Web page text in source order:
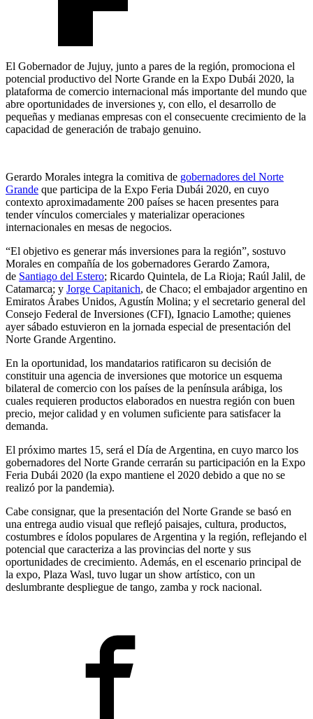
El Gobernador de Jujuy, junto a pares de la región, promociona el
potencial productivo del Norte Grande en la Expo Dubái 2020, la
plataforma de comercio internacional más importante del mundo que
abre oportunidades de inversiones y, con ello, el desarrollo de
pequeñas y medianas empresas con el consecuente crecimiento de la
capacidad de generación de trabajo genuino.
Gerardo Morales integra la comitiva de gobernadores del Norte
Grande que participa de la Expo Feria Dubái 2020, en cuyo
contexto aproximadamente 200 países se hacen presentes para
tender vínculos comerciales y materializar operaciones
internacionales en mesas de negocios.
“El objetivo es generar más inversiones para la región”, sostuvo
Morales en compañía de los gobernadores Gerardo Zamora,
de Santiago del Estero; Ricardo Quintela, de La Rioja; Raúl Jalil, de
Catamarca; y Jorge Capitanich, de Chaco; el embajador argentino en
Emiratos Árabes Unidos, Agustín Molina; y el secretario general del
Consejo Federal de Inversiones (CFI), Ignacio Lamothe; quienes
ayer sábado estuvieron en la jornada especial de presentación del
Norte Grande Argentino.
En la oportunidad, los mandatarios ratificaron su decisión de
constituir una agencia de inversiones que motorice un esquema
bilateral de comercio con los países de la península arábiga, los
cuales requieren productos elaborados en nuestra región con buen
precio, mejor calidad y en volumen suficiente para satisfacer la
demanda.
El próximo martes 15, será el Día de Argentina, en cuyo marco los
gobernadores del Norte Grande cerrarán su participación en la Expo
Feria Dubái 2020 (la expo mantiene el 2020 debido a que no se
realizó por la pandemia).
Cabe consignar, que la presentación del Norte Grande se basó en
una entrega audio visual que reflejó paisajes, cultura, productos,
costumbres e ídolos populares de Argentina y la región, reflejando el
potencial que caracteriza a las provincias del norte y sus
oportunidades de crecimiento. Además, en el escenario principal de
la expo, Plaza Wasl, tuvo lugar un show artístico, con un
deslumbrante despliegue de tango, zamba y rock nacional.